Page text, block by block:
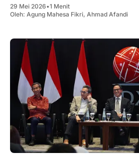
tumbuh, serta percepatan realisasi
tengah ketidakpastian dan tekanan
29 Mei 2026•1 Menit
Oleh: Agung Mahesa Fikri, Ahmad Afandi